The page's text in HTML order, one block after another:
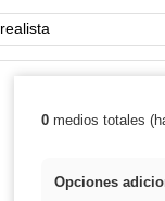
Palabra o frase:
0medios totales
Opciones